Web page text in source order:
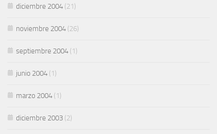
diciembre 2004 (21)
noviembre 2004 (26)
septiembre 2004 (1)
junio 2004 (1)
marzo 2004 (1)
diciembre 2003 (2)